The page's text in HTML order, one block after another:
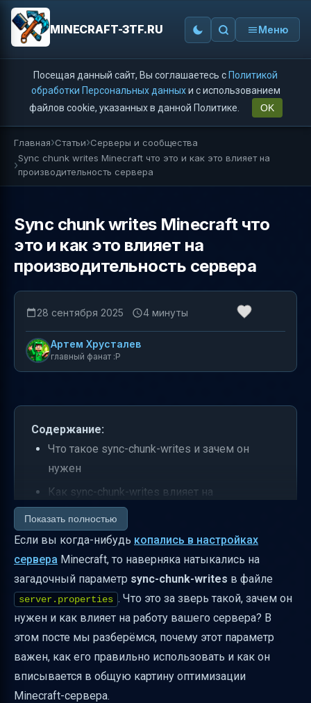
MINECRAFT-3TF.RU Меню
Посещая данный сайт, Вы соглашаетесь с Политикой
обработки Персональных данныхи с использованием
файлов cookie, указанных в данной Политике.
OK
Главная Статьи Серверы и сообщества
Sync chunk writes Minecraft что это и как это влияет на
производительность сервера
Sync chunk writes Minecraft что
это и как это влияет на
производительность сервера
28 сентября 2025 4 минуты
Артем Хрусталев
главный фанат :P
Содержание:
Что такое sync-chunk-writes и зачем он
нужен
Как sync-chunk-writes влияет на
производительность
Как безопасно редактировать
server.properties
Практические советы по работе с sync-
chunk-writes
Связь с другими параметрами и модами
для оптимизации
Как выбрать оптимальные значения для
вашего сервера
Показать полностью
Если вы когда-нибудь копались в настройках
сервера Minecraft, то наверняка натыкались на
загадочный параметр sync-chunk-writes в файле
server.properties . Что это за зверь такой, зачем он
нужен и как влияет на работу вашего сервера? В
этом посте мы разберёмся, почему этот параметр
важен, как его правильно использовать и как он
вписывается в общую картину оптимизации
Minecraft-сервера.